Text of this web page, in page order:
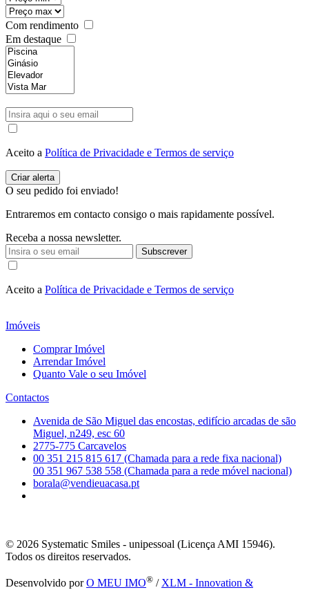
Com rendimento
Em destaque
Aceito a Política de Privacidade e Termos de serviço
O seu pedido foi enviado!
Entraremos em contacto consigo o mais rapidamente possível.
Receba a nossa newsletter.
Subscrever
Aceito a Política de Privacidade e Termos de serviço
Imóveis
Comprar Imóvel
Arrendar Imóvel
Quanto Vale o seu Imóvel
Contactos
Avenida de São Miguel das encostas, edifício arcadas de são
Miguel, n249, esc 60
2775-775 Carcavelos
00 351 215 815 617 (Chamada para a rede fixa nacional)
00 351 967 538 558 (Chamada para a rede móvel nacional)
borala@vendieuacasa.pt
© 2026 Systematic Smiles - unipessoal (Licença AMI 15946).
Todos os direitos reservados.
Desenvolvido porO MEU IMO® / XLM - Innovation &